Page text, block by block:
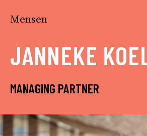
Mensen
JANNEKE
MANAGING PARTNER